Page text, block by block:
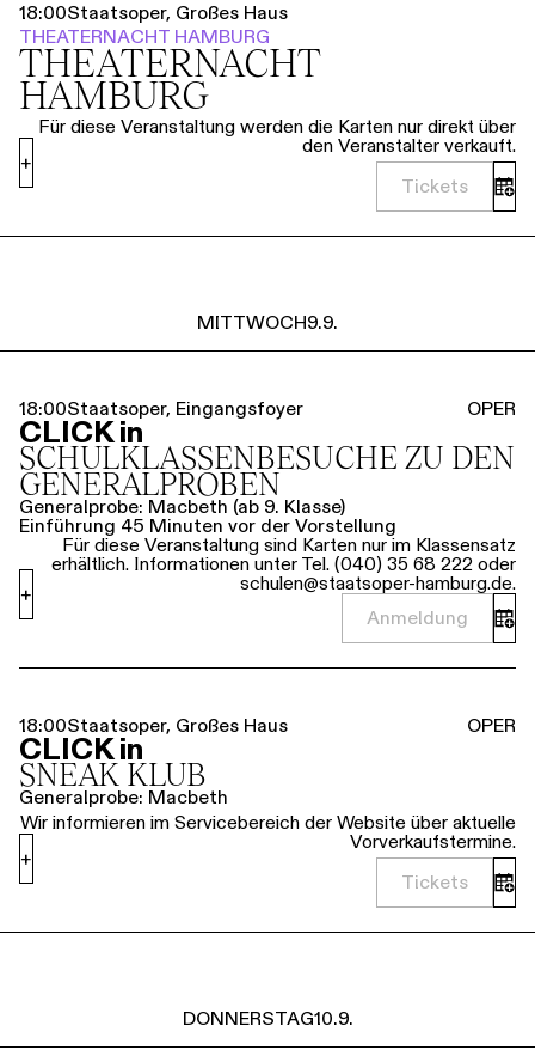
18:00Staatsoper, Großes Haus
THEATERNACHT HAMBURG
THEATER­NACHT
HAMBURG
Für diese Veranstaltung werden die Karten nur direkt über
den Veranstalter verkauft.
Tickets
+
MITTWOCH9.9.
18:00Staatsoper, Eingangsfoyer OPER
CLICK in
SCHULKLASSEN­BESUCHE ZU DEN
GENERALPROBEN
Generalprobe: Macbeth (ab 9. Klasse)
Einführung 45 Minuten vor der Vorstellung
Für diese Veranstaltung sind Karten nur im Klassensatz
erhältlich. Informationen unter Tel. (040) 35 68 222 oder
schulen@staatsoper-hamburg.de.
Anmeldung
+
18:00Staatsoper, Großes Haus OPER
CLICK in
SNEAK KLUB
Generalprobe: Macbeth
Wir informieren im Servicebereich der Website über aktuelle
Vorverkaufstermine.
Tickets
+
DONNERSTAG10.9.